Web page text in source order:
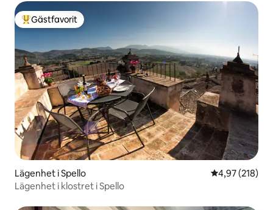
Populär gästfavorit
Gästfavorit
Lägenhet i Spello 4,97 av 5 i
4,97 (218)
Lägenhet i klostret i Spello